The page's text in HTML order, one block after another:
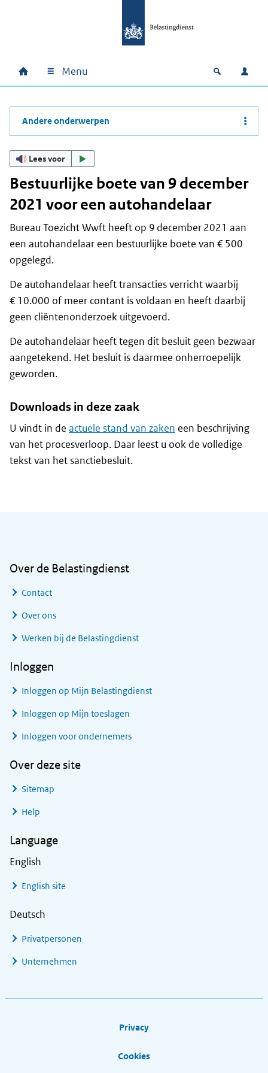
Hoofdnavigatie
Home Menu Open
Andere onderwerpen
Lees voor
Bestuurlijke boete van 9 december
2021 voor een autohandelaar
Bureau Toezicht Wwft heeft op 9 december 2021 aan
een autohandelaar een bestuurlijke boete van € 500
opgelegd.
De autohandelaar heeft transacties verricht waarbij
€ 10.000 of meer contant is voldaan en heeft daarbij
geen cliëntenonderzoek uitgevoerd.
De autohandelaar heeft tegen dit besluit geen bezwaar
aangetekend. Het besluit is daarmee onherroepelijk
geworden.
Downloads in deze zaak
U vindt in de actuele stand van zaken een beschrijving
van het procesverloop. Daar leest u ook de volledige
tekst van het sanctiebesluit.
Over de Belastingdienst
Contact
Over ons
Werken bij de Belastingdienst
Inloggen
Inloggen op Mijn Belastingdienst
Inloggen op Mijn toeslagen
Inloggen voor ondernemers
Over deze site
Sitemap
Help
Language
English
English site
Deutsch
Privatpersonen
Unternehmen
Privacy
Cookies